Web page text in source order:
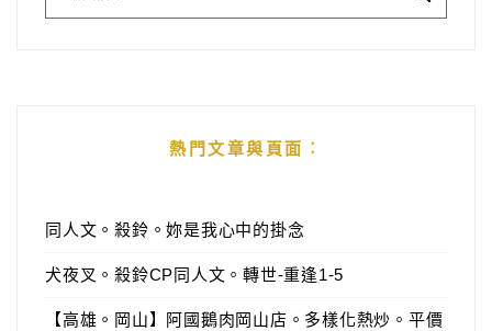
熱門文章與頁面︰
同人文。殺鈴。妳是我心中的掛念
犬夜叉。殺鈴CP同人文。轉世-重逢1-5
【高雄。岡山】阿國鵝肉岡山店。多樣化熱炒。平價